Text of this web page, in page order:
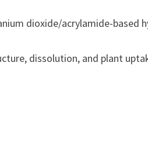
dioxide/acrylamide-
dissolution, and plant